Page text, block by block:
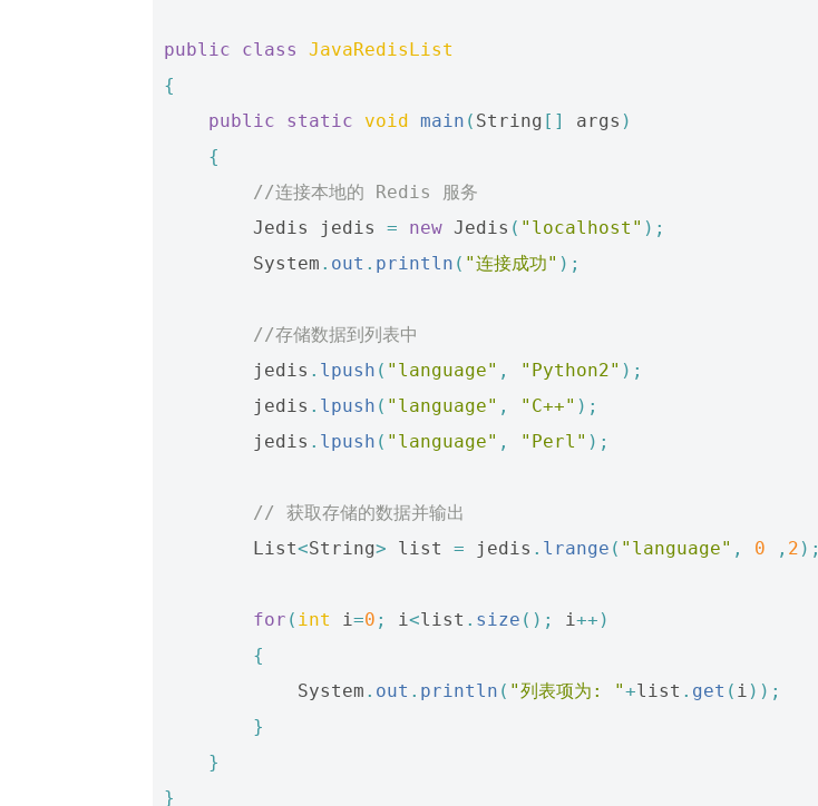
public class
JavaRedisList
{
public
static void main ( String [] args )
{
//连接本地的 Redis 服务
Jedis
jedis = new Jedis ( "localhost" );
System . out . println ( "连接成功" );
//存储数据到列表中
jedis . lpush ( "language" , "Python2" );
jedis . lpush ( "language" , "C++" );
jedis . lpush ( "language" , "Perl" );
// 获取存储的数据并输出
List<String> list = jedis . lrange ( "language" , 0 , 2 );
for ( int i =0 ; i <list . size (); i ++)
{
System . out . println ( "列表项为: "+list . get ( i ));
}
}
}